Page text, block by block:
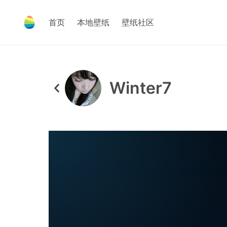
首页 本地壁纸 壁纸社区
Winter7